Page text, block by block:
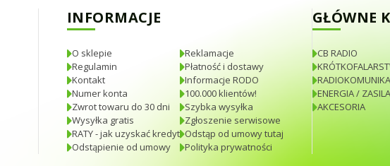
INFORMACJE
O sklepie
Regulamin
Kontakt
Numer konta
Zwrot towaru do 30 dni
Wysyłka gratis
RATY - jak uzyskać kredyt
Odstąpienie od umowy
Reklamacje
Płatność i dostawy
Informacje RODO
100.000 klientów!
Szybka wysyłka
Zgłoszenie serwisowe
Odstąp od umowy tutaj
Polityka prywatności
GŁÓWNE
CB RADIO
ENERGIA /
AKCESORIA